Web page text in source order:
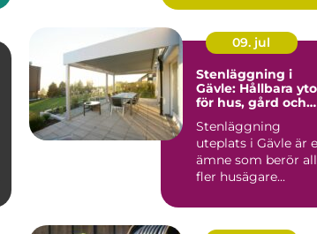
håller...
09. jul
Stenläggning i
Gävle: Hållbara
för hus, gård och
Stenläggning
uteplats i Gävle är
ämne som berör
fler husägare...